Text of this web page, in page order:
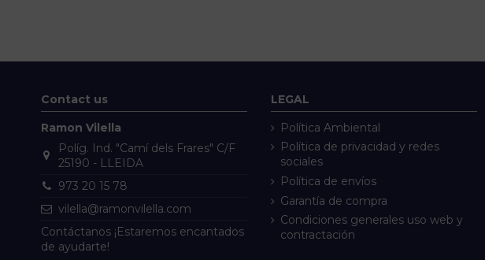
Contact us
Ramon Vilella
Políg. Ind. "Camí dels Frares" C/F
25190 - LLEIDA
973 20 15 78
vilella@ramonvilella.com
Contáctanos ¡Estaremos encantados
de ayudarte!
LEGAL
Política Ambiental
Política de privacidad y redes
sociales
Política de envíos
Garantía de compra
Condiciones generales uso web y
contractación